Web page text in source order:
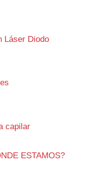
Láser Diodo
capilar
ESTAMOS?